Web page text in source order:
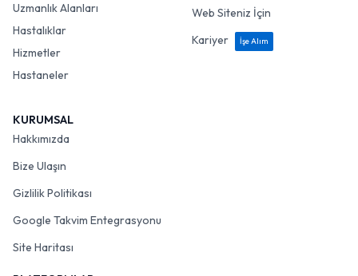
Uzmanlık Alanları
Hastalıklar
Hizmetler
Hastaneler
Web Siteniz İçin
Kariyer
İşe Alım
KURUMSAL
Hakkımızda
Bize Ulaşın
Gizlilik Politikası
Google Takvim Entegrasyonu
Site Haritası